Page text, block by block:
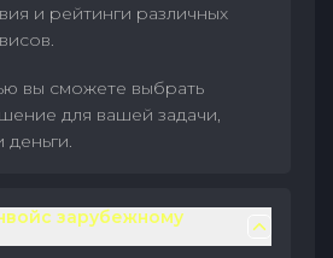
и рейтинги различных
вы сможете выбрать
для вашей задачи,
зарубежному